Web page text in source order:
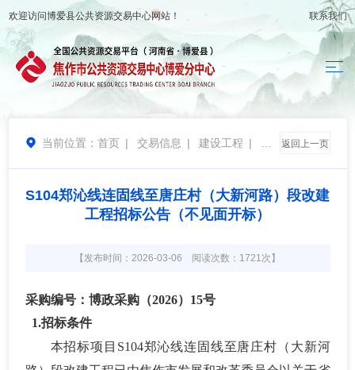
欢迎访问博爱县公共资源交易中心网站！ 联系我们
 当前位置： 首页 | 交易信息 | 建设工程 |
招
标公告
返回上一页
S104郑沁线连固线至唐庄村（大新河路）段改建
工程招标公告（不见面开标）
【发布时间：2026-03-06 阅读次数：1721次】
采购编号：博政采购（2026） 15号
1.招标条件
本招标项目 S104郑沁线连固线至唐庄村（大新河